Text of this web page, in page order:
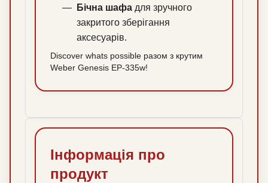
Бічна шафа для зручного
закритого зберігання
аксесуарів.
Discover whats possible разом з крутим
Weber Genesis EP-335w!
Інформація про
продукт